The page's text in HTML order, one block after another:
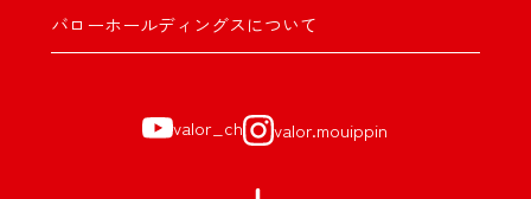
バローホールディングスについて
valor_ch valor.mouippin